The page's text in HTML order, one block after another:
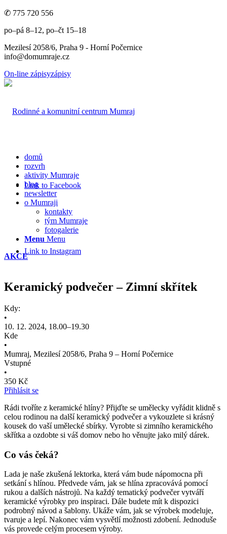
✆ 775 720 556
po–pá 8–12, po–čt 15–18
Mezilesí 2058/6, Praha 9 - Horní Počernice
info@domumraje.cz
On-line zápisyzápisy
Link to Facebook
Link to Instagram
domů
rozvrh
aktivity Mumraje
blog
newsletter
o Mumraji
kontakty
tým Mumraje
fotogalerie
Menu Menu
AKCE
Keramický podvečer – Zimní skřítek
Kdy:
•
10. 12. 2024, 18.00–19.30
Kde
•
Mumraj, Mezilesí 2058/6, Praha 9 – Horní Počernice
Vstupné
•
350 Kč
Přihlásit se
Rádi tvoříte z keramické hlíny? Přijďte se umělecky vyřádit klidně s
celou rodinou na další keramický podvečer a vykouzlete si krásný
kousek do vaší umělecké sbírky. Vyrobte si zimního keramického
skřítka a ozdobte si váš domov nebo ho věnujte jako milý dárek.
Co vás čeká?
Lada je naše zkušená lektorka, která vám bude nápomocna při
setkání s hlínou. Předvede vám, jak se hlína zpracovává pomocí
rukou a dalších nástrojů. Na každý tematický podvečer vytváří
keramické výrobky pro inspiraci. Dále budete mít k dispozici
podrobný návod a šablony. Ukáže vám, jak se výrobek modeluje,
tvaruje a lepí. Nakonec vám vysvětlí možnosti zdobení. Jednoduše
vás provede celým procesem výroby.